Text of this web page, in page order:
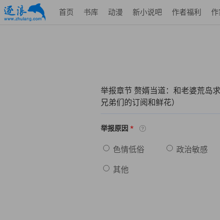
首页 书库 动漫 新小说吧 作者福利 作
举报章节 赘婿当道：和老婆荒岛
兄弟们的订阅和鲜花）
举报原因 *
色情低俗 政治敏感
其他